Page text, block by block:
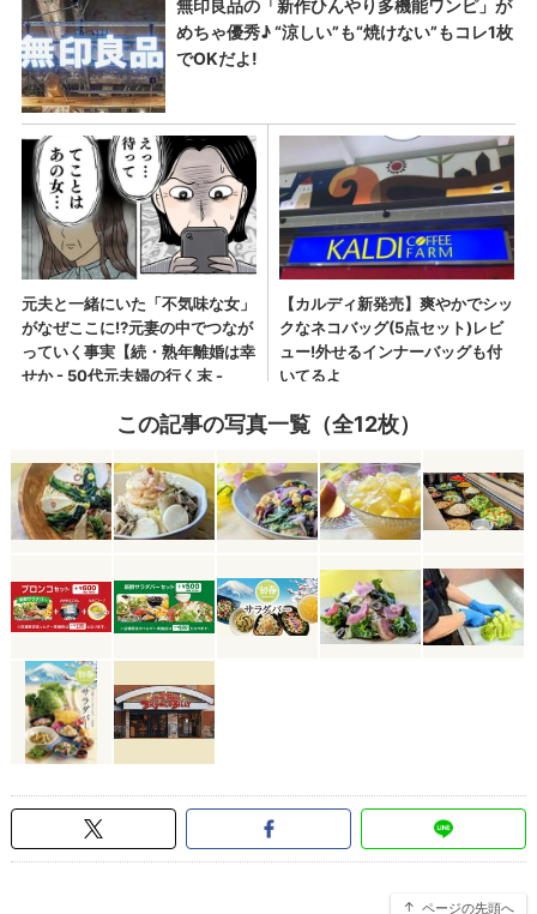
この記事の写真一覧（全12枚）
ページの先頭へ